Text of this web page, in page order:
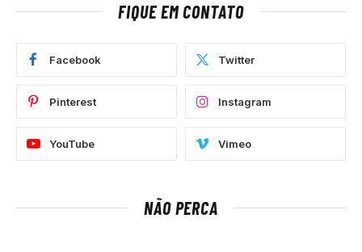
FIQUE EM CONTATO
Facebook Twitter
Pinterest Instagram
YouTube Vimeo
NÃO PERCA